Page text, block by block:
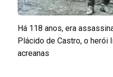
Há 118 anos, era
Plácido de Castro, o herói
acreanas